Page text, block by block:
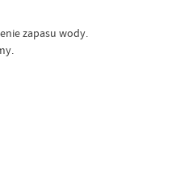
zapasu wody.